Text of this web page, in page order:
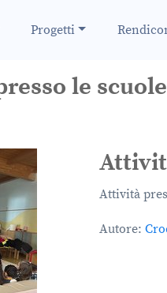
Progetti
le scuole
Attività
Autore: